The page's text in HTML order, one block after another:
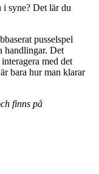
i syne? Det lär du
pusselspel
handlingar. Det
med det
bara hur man klarar
finns på